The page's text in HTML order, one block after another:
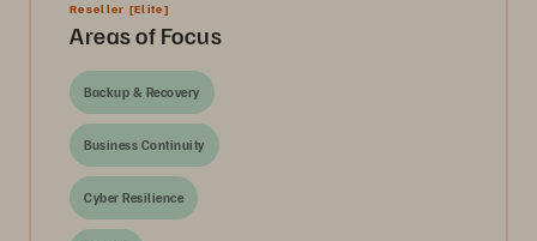
Reseller [Elite]
Areas of Focus
Backup & Recovery
Business Continuity
Cyber Resilience